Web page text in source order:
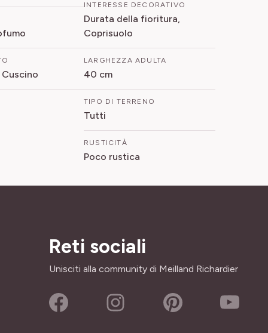
INTERESSE DECORATIVO
Durata della fioritura,
Coprisuolo
LARGHEZZA ADULTA
40 cm
TIPO DI TERRENO
Tutti
RUSTICITÀ
Poco rustica
Reti sociali
Unisciti alla community di Meilland Richardier